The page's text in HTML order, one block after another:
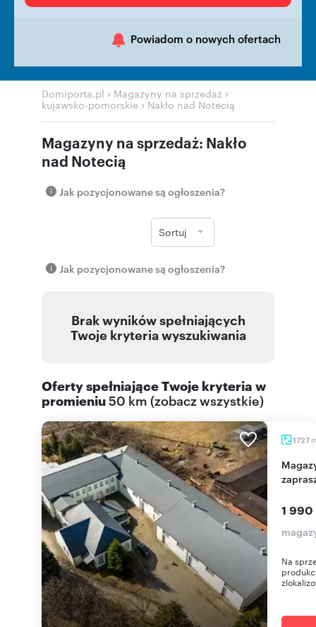
Powiadom o nowych ofertach
Domiporta.pl › Magazyny na sprzedaż ›
kujawsko-pomorskie ›Nakło nad Notecią
Magazyny na sprzedaż: Nakło
nad Notecią
Jak pozycjonowane są ogłoszenia?
Sortuj
Jak pozycjonowane są ogłoszenia?
Brak wyników spełniających
Twoje kryteria wyszukiwania
Oferty spełniające Twoje kryteria w
promieniu50 km (zobacz wszystkie)
1727
Magazyn produkcyjny 1727 m² z biurami -
1 990
Na